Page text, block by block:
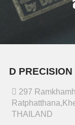
D
297
THAILAND